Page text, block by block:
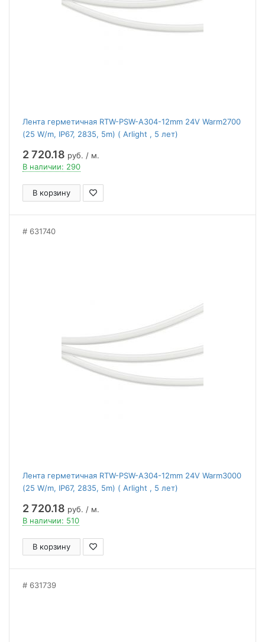
Лента герметичная RTW-PSW-A304-12mm 24V Warm2700
(25 W/m, IP67, 2835, 5m) ( Arlight , 5 лет)
2 720.18 руб. / м.
В наличии: 290
В корзину
631740
Лента герметичная RTW-PSW-A304-12mm 24V Warm3000
(25 W/m, IP67, 2835, 5m) ( Arlight , 5 лет)
2 720.18 руб. / м.
В наличии: 510
В корзину
631739